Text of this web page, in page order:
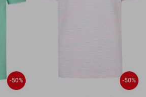
-50% -50%